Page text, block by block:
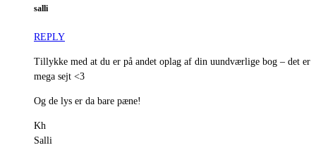
salli
REPLY
Tillykke med at du er på andet oplag af din uundværlige bog – det er
mega sejt <3
Og de lys er da bare pæne!
Kh
Salli